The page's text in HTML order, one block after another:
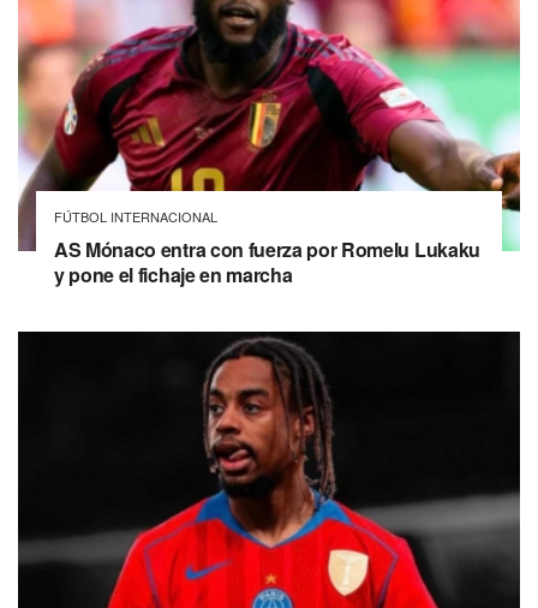
FÚTBOL INTERNACIONAL
AS Mónaco entra con fuerza por Romelu Lukaku
y pone el fichaje en marcha